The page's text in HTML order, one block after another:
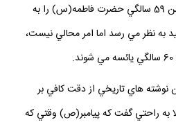
پذيرفت كه جناب خديجه در سن 59 سالگي حضرت فاطمه(س) را به
به نظر مي رسد اما امر محالي نيست،
نوشته هاي تاريخي از دقت كافي بر
به راحتي گفت كه پيامبر(ص) وقتي كه